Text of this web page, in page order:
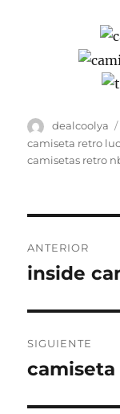
Autor
dealcoolya
camiseta retro
camisetas retro
de
ANTERIOR
Entrada
inside
SIGUIENTE
Entrada